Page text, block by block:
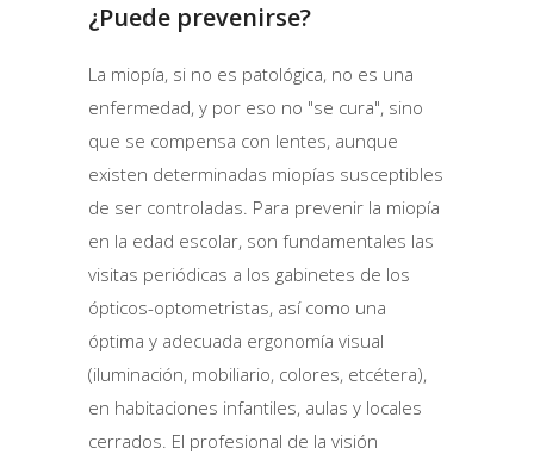
¿Puede prevenirse?
La miopía, si no es patológica, no es una
enfermedad, y por eso no "se cura", sino
que se compensa con lentes, aunque
existen determinadas miopías susceptibles
de ser controladas. Para prevenir la miopía
en la edad escolar, son fundamentales las
visitas periódicas a los gabinetes de los
ópticos-optometristas, así como una
óptima y adecuada ergonomía visual
(iluminación, mobiliario, colores, etcétera),
en habitaciones infantiles, aulas y locales
cerrados. El profesional de la visión